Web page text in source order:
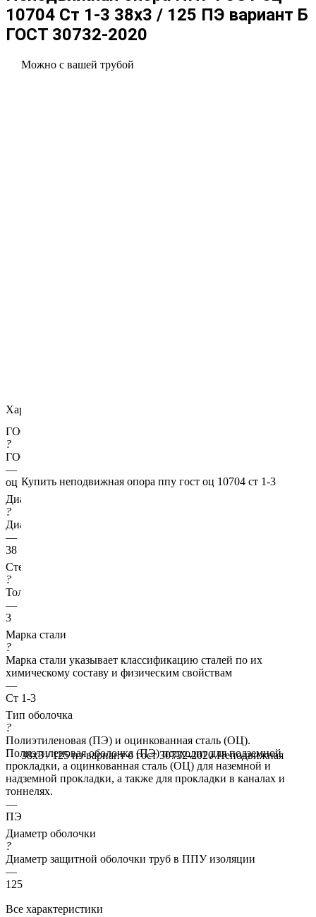
10704 Ст 1-3 38x3 / 125 ПЭ вариант Б
ГОСТ 30732-2020
Можно с вашей трубой
Купить неподвижная опора ппу гост оц 10704 ст 1-3
38x3 / 125 пэ вариант б гост 30732-2020 Неподвижная
Характеристики
ГОСТ несущей трубы
?
ГОСТ основной трубы
—
оц 10704
Диаметр трубы, мм
?
Диаметр основной трубы
—
38
Стенка трубы, мм
?
Толщина стенки несущей трубы
—
3
Марка стали
?
Марка стали указывает классификацию сталей по их
химическому составу и физическим свойствам
—
Ст 1-3
Тип оболочка
?
Полиэтиленовая (ПЭ) и оцинкованная сталь (ОЦ).
Полиэтиленовая оболочка (ПЭ) подходит для подземной
прокладки, а оцинкованная сталь (ОЦ) для наземной и
надземной прокладки, а также для прокладки в каналах и
тоннелях.
—
ПЭ
Диаметр оболочки
?
Диаметр защитной оболочки труб в ППУ изоляции
—
125
Все характеристики